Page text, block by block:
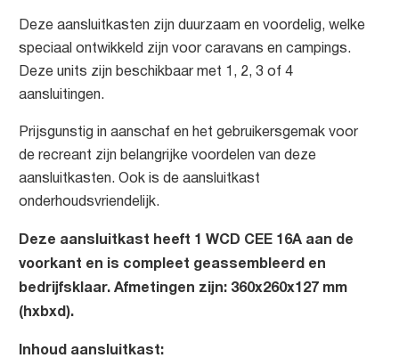
Deze aansluitkasten zijn duurzaam en voordelig, welke
speciaal ontwikkeld zijn voor caravans en campings.
Deze units zijn beschikbaar met 1, 2, 3 of 4
aansluitingen.
Prijsgunstig in aanschaf en het gebruikersgemak voor
de recreant zijn belangrijke voordelen van deze
aansluitkasten. Ook is de aansluitkast
onderhoudsvriendelijk.
Deze aansluitkast heeft 1 WCD CEE 16A aan de
voorkant en is compleet geassembleerd en
bedrijfsklaar. Afmetingen zijn: 360x260x127 mm
(hxbxd).
Inhoud aansluitkast: